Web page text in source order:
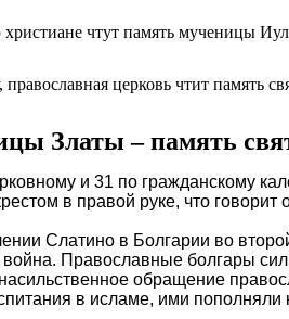
чтут память мученицы
церковь чтит память
Златы – память
и 31 по гражданскому
в правой руке, что
Слатино в Болгарии во
война. Православные болгары
обращение
в исламе, ими пополняли